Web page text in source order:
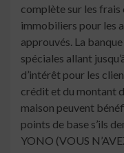
complète sur les
immobiliers pour les
approuvés. La
spéciales allant
d’intérêt pour les
crédit et du montant
maison peuvent
points de base s’ils
YONO (VOUS